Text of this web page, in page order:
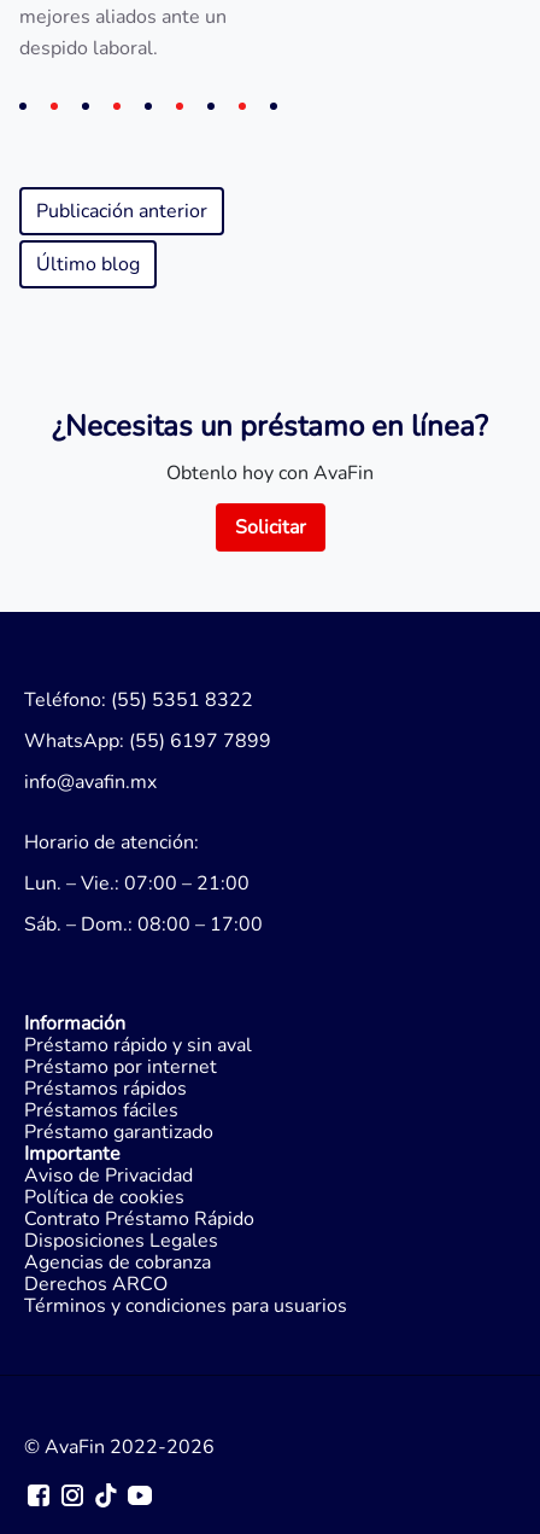
mejores aliados ante un
despido laboral.
Publicación anterior
Último blog
¿Necesitas un préstamo en línea?
Obtenlo hoy con AvaFin
Solicitar
Teléfono: (55) 5351 8322
WhatsApp: (55) 6197 7899
info@avafin.mx
Horario de atención:
Lun. – Vie.: 07:00 – 21:00
Sáb. – Dom.: 08:00 – 17:00
Información
Préstamo rápido y sin aval
Préstamo por internet
Préstamos rápidos
Préstamos fáciles
Préstamo garantizado
Importante
Aviso de Privacidad
Política de cookies
Contrato Préstamo Rápido
Disposiciones Legales
Agencias de cobranza
Derechos ARCO
Términos y condiciones para usuarios
© AvaFin 2022-2026